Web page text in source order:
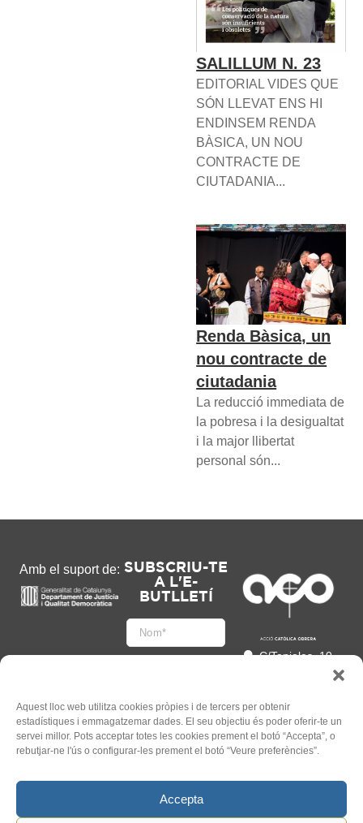
Aquest lloc web utilitza cookies pròpies i de tercers per obtenir
estadístiques i emmagatzemar dades. El seu objectiu és poder oferir-te un
servei millor. Pots acceptar totes les cookies prement el botó “Accepta”, o
rebutjar-ne l'ús o configurar-les prement el botó “Veure preferències”.
Accepta
SALILLUM N. 23
EDITORIAL VIDES QUE
SÓN LLEVAT ENS HI
ENDINSEM RENDA
BÀSICA, UN NOU
CONTRACTE DE
CIUTADANIA...
Renda Bàsica, un
nou contracte de
ciutadania
La reducció immediata de
la pobresa i la desigualtat
i la major llibertat
personal són...
Amb el suport de: SUBSCRIU-TE
A L'E-
BUTLLETÍ
Accepto
l'Informació legal
C/Tapioles, 10
93 505 86 86
hola@acocat.org